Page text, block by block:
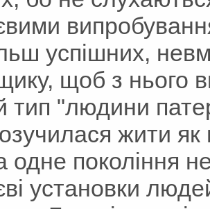
успішних,
щоб з нього
тип "людини
жити
одне покоління
установки